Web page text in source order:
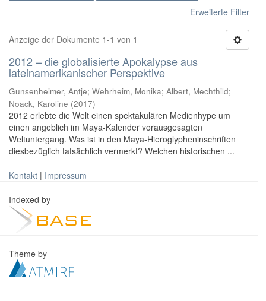
Erweiterte Filter
Anzeige der Dokumente 1-1 von 1
2012 – die globalisierte Apokalypse aus
lateinamerikanischer Perspektive
Gunsenheimer, Antje; Wehrheim, Monika; Albert, Mechthild;
Noack, Karoline (2017)
2012 erlebte die Welt einen spektakulären Medienhype um
einen angeblich im Maya-Kalender vorausgesagten
Weltuntergang. Was ist in den Maya-Hieroglypheninschriften
diesbezüglich tatsächlich vermerkt? Welchen historischen ...
Kontakt | Impressum
Indexed by
Theme by